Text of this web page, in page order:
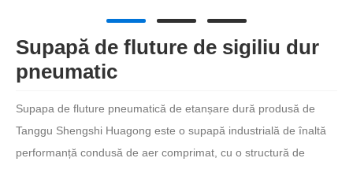
Supapă de fluture de sigiliu dur
pneumatic
Supapa de fluture pneumatică de etanșare dură produsă de
Tanggu Shengshi Huagong este o supapă industrială de înaltă
performanță condusă de aer comprimat, cu o structură de